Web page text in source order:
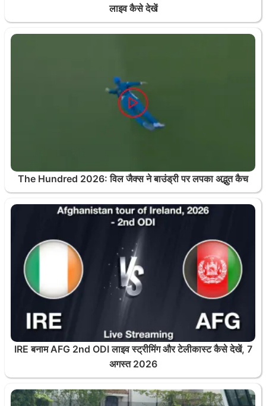
लाइव कैसे देखें
The Hundred 2026: विल जैक्स ने बाउंड्री पर लपका अद्भुत कैच
IRE बनाम AFG 2nd ODI लाइव स्ट्रीमिंग और टेलीकास्ट कैसे देखें, 7
अगस्त 2026